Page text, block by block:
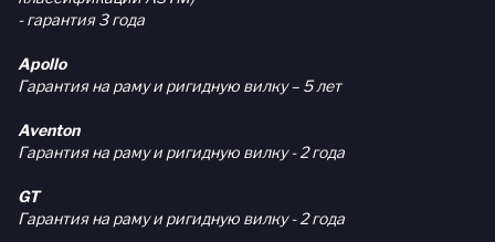
- гарантия 3 года
Apollo
Гарантия на раму и ригидную вилку – 5 лет
Aventon
Гарантия на раму и ригидную вилку - 2 года
GT
Гарантия на раму и ригидную вилку - 2 года